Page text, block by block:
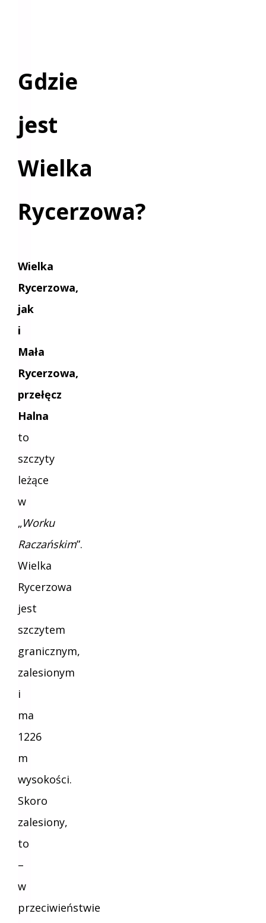
Gdzie
jest
Wielka
Rycerzowa?
Wielka
Rycerzowa,
jak
i
Mała
Rycerzowa,
przełęcz
Halna
to
szczyty
leżące
w
„Worku
Raczańskim”.
Wielka
Rycerzowa
jest
szczytem
granicznym,
zalesionym
i
ma
1226
m
wysokości.
Skoro
zalesiony,
to
–
w
przeciwieństwie